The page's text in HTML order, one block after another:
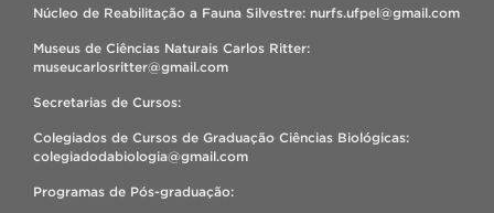
Núcleo de Reabilitação a Fauna Silvestre: nurfs.ufpel@gmail.com
Museus de Ciências Naturais Carlos Ritter:
museucarlosritter@gmail.com
Secretarias de Cursos:
Colegiados de Cursos de Graduação Ciências Biológicas:
colegiadodabiologia@gmail.com
Programas de Pós-graduação: